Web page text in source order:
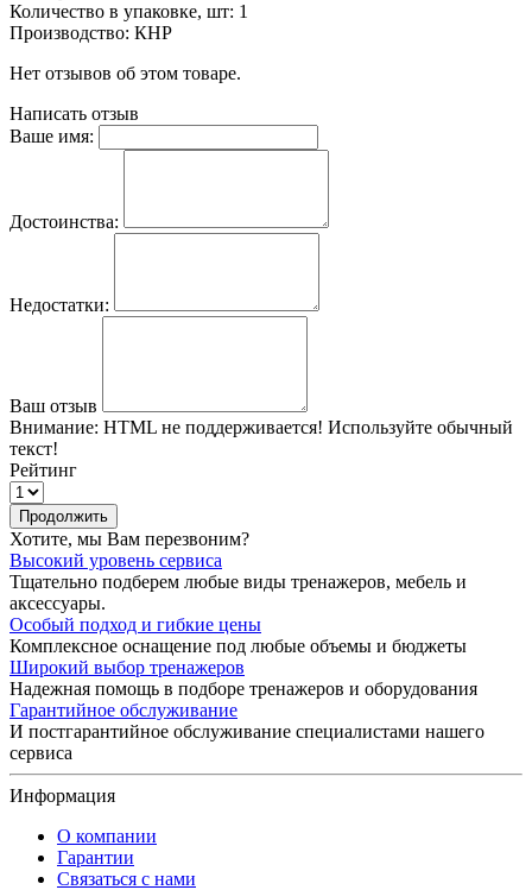
Количество в упаковке, шт: 1
Производство: КНР
Нет отзывов об этом товаре.
Написать отзыв
Ваше имя:
Достоинства:
Недостатки:
Ваш отзыв
Внимание: HTML не поддерживается! Используйте обычный
текст!
Рейтинг
Продолжить
Хотите, мы Вам перезвоним?
Высокий уровень сервиса
Тщательно подберем любые виды тренажеров, мебель и
аксессуары.
Особый подход и гибкие цены
Комплексное оснащение под любые объемы и бюджеты
Широкий выбор тренажеров
Надежная помощь в подборе тренажеров и оборудования
Гарантийное обслуживание
И постгарантийное обслуживание специалистами нашего
сервиса
Информация
О компании
Гарантии
Связаться с нами